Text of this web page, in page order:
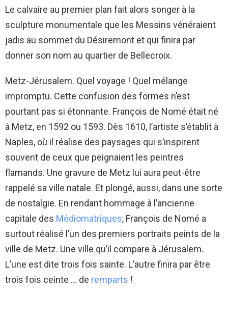
Le calvaire au premier plan fait alors songer à la
sculpture monumentale que les Messins vénéraient
jadis au sommet du Désiremont et qui finira par
donner son nom au quartier de Bellecroix.
Metz-Jérusalem. Quel voyage ! Quel mélange
impromptu. Cette confusion des formes n’est
pourtant pas si étonnante. François de Nomé était né
à Metz, en 1592 ou 1593. Dès 1610, l’artiste s’établit à
Naples, où il réalise des paysages qui s’inspirent
souvent de ceux que peignaient les peintres
flamands. Une gravure de Metz lui aura peut-être
rappelé sa ville natale. Et plongé, aussi, dans une sorte
de nostalgie. En rendant hommage à l’ancienne
capitale des Médiomatriques, François de Nomé a
surtout réalisé l’un des premiers portraits peints de la
ville de Metz. Une ville qu’il compare à Jérusalem.
L’une est dite trois fois sainte. L’autre finira par être
trois fois ceinte … de remparts !